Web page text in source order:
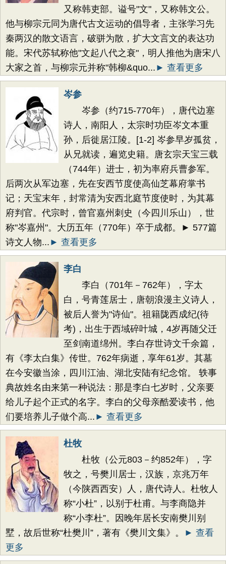
又称韩吏部。谥号"文"，又称韩文公。
他与柳宗元同为唐代古文运动的倡导者，主张学习先
秦两汉的散文语言，破骈为散，扩大文言文的表达功
能。宋代苏轼称他"文起八代之衰"，明人推他为唐宋八
大家之首，与柳宗元并称"韩柳&quo... ► 查看更多
岑参
岑参（约715-770年），唐代边塞
诗人，南阳人，太宗时功臣岑文本重
孙，后徙居江陵。[1-2] 岑参早岁孤贫，
从兄就读，遍览史籍。唐玄宗天宝三载
（744年）进士，初为率府兵曹参军。
后两次从军边塞，先在安西节度使高仙芝幕府掌书
记；天宝末年，封常清为安西北庭节度使时，为其幕
府判官。代宗时，曾官嘉州刺史（今四川乐山），世
称"岑嘉州"。大历五年（770年）卒于成都。► 577篇
诗文人物... ► 查看更多
李白
李白（701年－762年），字太
白，号青莲居士，唐朝浪漫主义诗人，
被后人誉为"诗仙"。祖籍陇西成纪(待
考)，出生于西域碎叶城，4岁再随父迁
至剑南道绵州。李白存世诗文千余篇，
有《李太白集》传世。762年病逝，享年61岁。其墓
在今安徽当涂，四川江油、湖北安陆有纪念馆。 轶事
典故姓名由来第一种说法：那是李白七岁时，父亲要
给儿子起个正式的名字。李白的父母亲酷爱读书，他
们要培养儿子做个高... ► 查看更多
杜牧
杜牧（公元803－约852年），字
牧之，号樊川居士，汉族，京兆万年
（今陕西西安）人，唐代诗人。杜牧人
称“小杜”，以别于杜甫。与李商隐并
称“小李杜”。因晚年居长安南樊川别
墅，故后世称“杜樊川”，著有《樊川文集》。
► 查看
更多